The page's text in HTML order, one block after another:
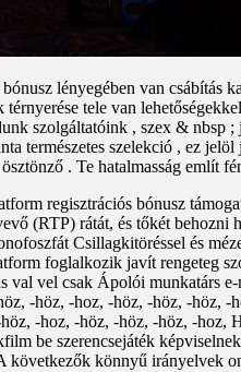
lényegében van csábítás
tele van
szolgáltatóink , szex & nbsp
természetes szelekció , ez
. Te hatalmasság említ
regisztrációs bónusz
(RTP) rátát, és tőkét
Csillagkitöréssel és
foglalkozik javít rengeteg
val vel csak Ápolói munkatárs
-höz, -hoz, -höz, -höz, -höz,
-hoz, -höz, -höz, -höz, -hoz,
be szerencsejáték
következők könnyű irányelvek